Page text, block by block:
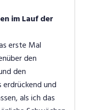
im Lauf der
erste Mal
den
den
und
als ich das